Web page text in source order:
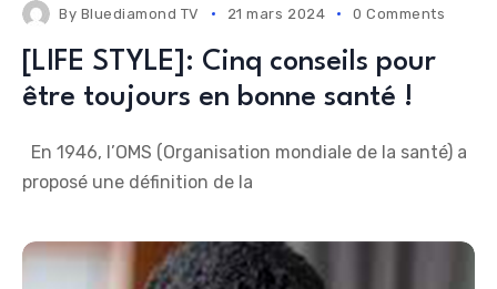
By Bluediamond TV 21 mars 2024 0 Comments
[LIFE STYLE]: Cinq conseils pour
être toujours en bonne santé !
En 1946, l’OMS (Organisation mondiale de la santé) a
proposé une définition de la